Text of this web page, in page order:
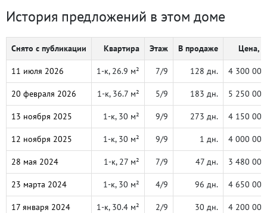
История предложений в этом доме
Снято с публикации Квартира Этаж В продаже Цена, ₽
11 июля 2026 1-к, 26.9 м² 7/9 128 дн. 4 300 000
20 февраля 2026 1-к, 36.7 м² 5/9 183 дн. 5 250 000
13 ноября 2025 1-к, 30 м² 9/9 273 дн. 4 150 000
12 ноября 2025 1-к, 30 м² 9/9 1 дн. 4 000 000
28 мая 2024 1-к, 27 м² 7/9 47 дн. 3 480 000
23 марта 2024 1-к, 30 м² 4/9 96 дн. 4 650 000
17 января 2024 1-к, 30.4 м² 2/9 30 дн. 4 200 000